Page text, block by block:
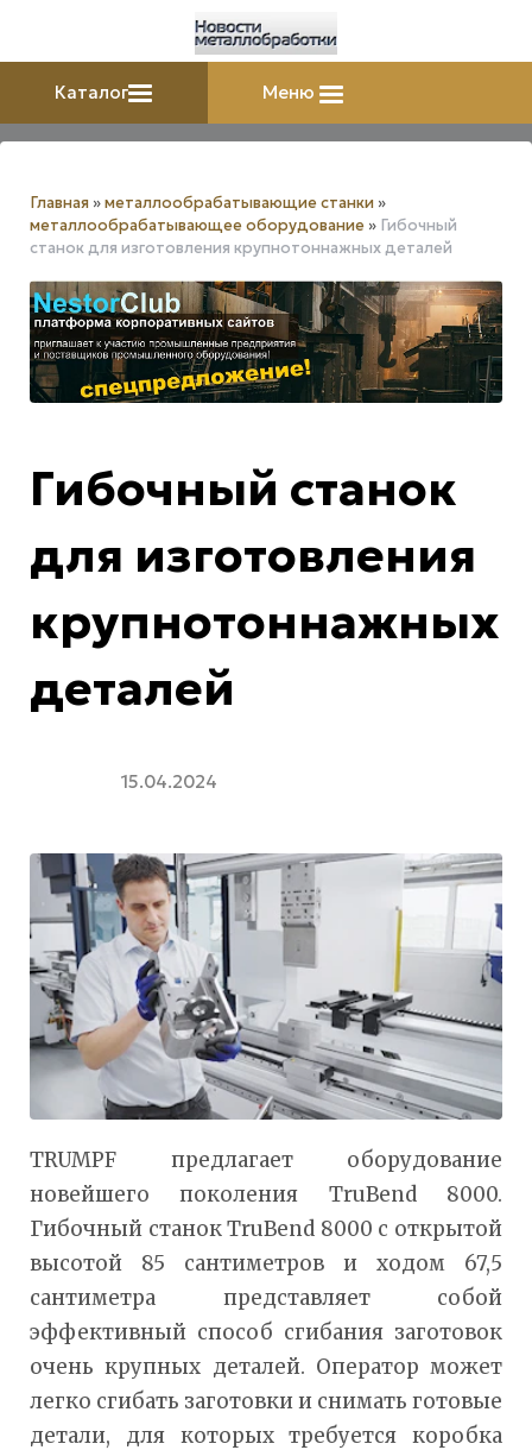
Каталог Меню
Главная »металлообрабатывающие станки »
металлообрабатывающее оборудование » Гибочный
станок для изготовления крупнотоннажных деталей
Гибочный станок
для изготовления
крупнотоннажных
деталей
15.04.2024
TRUMPF предлагает оборудование
новейшего поколения TruBend 8000.
Гибочный станок TruBend 8000 с открытой
высотой 85 сантиметров и ходом 67,5
сантиметра представляет собой
эффективный способ сгибания заготовок
очень крупных деталей. Оператор может
легко сгибать заготовки и снимать готовые
детали, для которых требуется коробка